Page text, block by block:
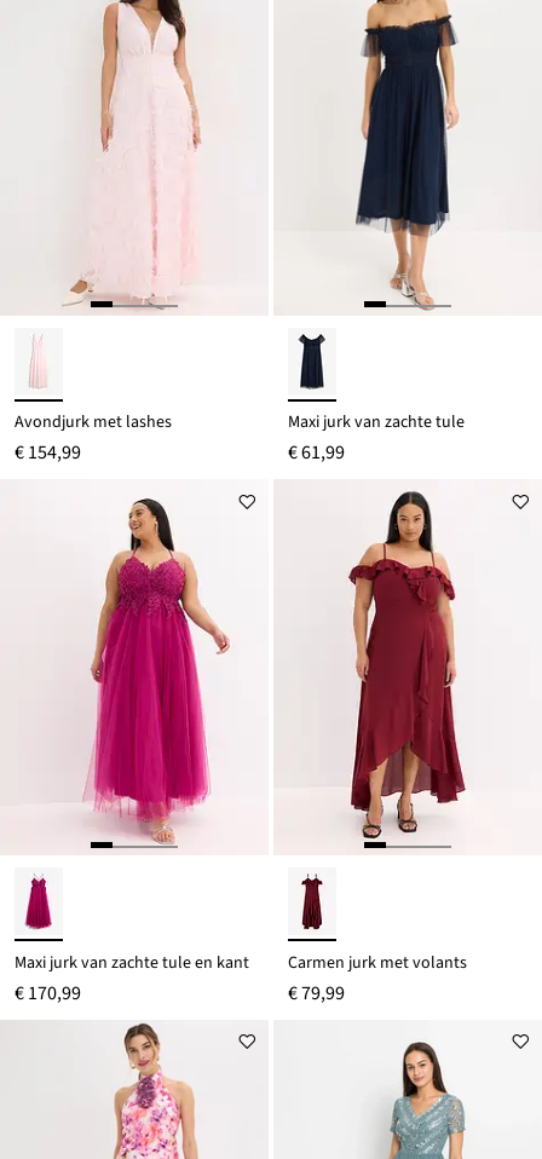
Avondjurk met lashes
€ 154,99
Maxi jurk van zachte tule
€ 61,99
Maxi jurk van zachte tule en kant
€ 170,99
Carmen jurk met volants
€ 79,99